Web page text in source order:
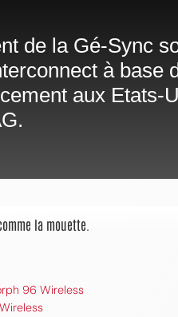
la mouette.
96 Wireless